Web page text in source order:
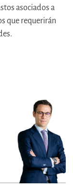
asociados a
que requerirán